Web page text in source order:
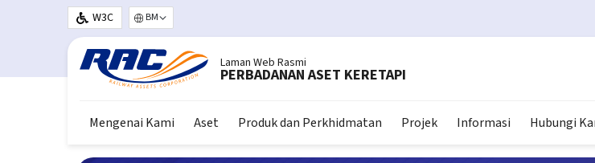
Langkau ke kandungan utama
W3C Select your language
Laman Web Rasmi
PERBADANAN ASET KERETAPI
Mengenai Kami Aset Produk dan Perkhidmatan Projek Informasi Hubungi